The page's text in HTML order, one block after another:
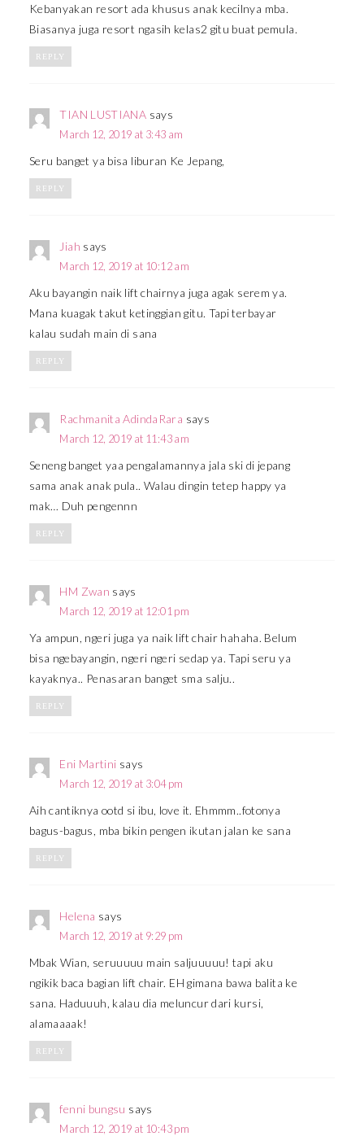
Kebanyakan resort ada khusus anak kecilnya mba.
Biasanya juga resort ngasih kelas2 gitu buat pemula.
REPLY
TIAN LUSTIANA says
March 12, 2019 at 3:43 am
Seru banget ya bisa liburan Ke Jepang,
REPLY
Jiah says
March 12, 2019 at 10:12 am
Aku bayangin naik lift chairnya juga agak serem ya.
Mana kuagak takut ketinggian gitu. Tapi terbayar
kalau sudah main di sana
REPLY
Rachmanita AdindaRara says
March 12, 2019 at 11:43 am
Seneng banget yaa pengalamannya jala ski di jepang
sama anak anak pula.. Walau dingin tetep happy ya
mak… Duh pengennn
REPLY
HM Zwan says
March 12, 2019 at 12:01 pm
Ya ampun, ngeri juga ya naik lift chair hahaha. Belum
bisa ngebayangin, ngeri ngeri sedap ya. Tapi seru ya
kayaknya.. Penasaran banget sma salju..
REPLY
Eni Martini says
March 12, 2019 at 3:04 pm
Aih cantiknya ootd si ibu, love it. Ehmmm..fotonya
bagus-bagus, mba bikin pengen ikutan jalan ke sana
REPLY
Helena says
March 12, 2019 at 9:29 pm
Mbak Wian, seruuuuu main saljuuuuu! tapi aku
ngikik baca bagian lift chair. EH gimana bawa balita ke
sana. Haduuuh, kalau dia meluncur dari kursi,
alamaaaak!
REPLY
fenni bungsu says
March 12, 2019 at 10:43 pm